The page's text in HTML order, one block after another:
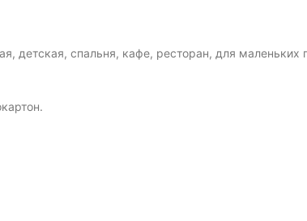
детская, спальня, кафе, ресторан, для маленьких